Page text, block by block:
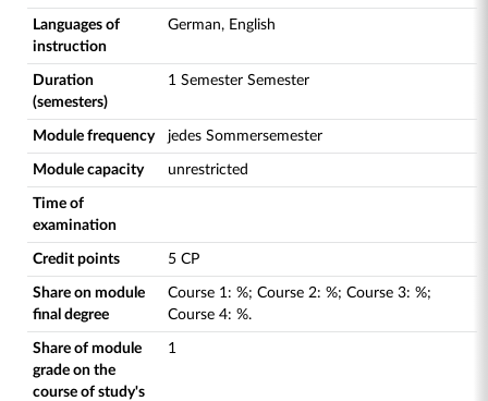
Languages of
instruction
German, English
Duration
(semesters)
1 Semester Semester
Module frequency jedes Sommersemester
Module capacity unrestricted
Time of
examination
Credit points 5 CP
Share on module
final degree
Course 1: %; Course 2: %; Course 3: %;
Course 4: %.
Share of module
grade on the
course of study's
1